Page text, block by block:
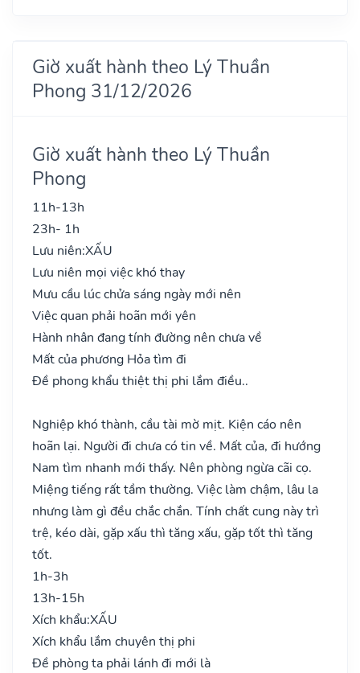
Giờ xuất hành theo Lý Thuần
Phong 31/12/2026
Giờ xuất hành theo Lý Thuần
Phong
11h-13h
23h- 1h
Lưu niên:XẤU
Lưu niên mọi việc khó thay
Mưu cầu lúc chửa sáng ngày mới nên
Việc quan phải hoãn mới yên
Hành nhân đang tính đường nên chưa về
Mất của phương Hỏa tìm đi
Đề phong khẩu thiệt thị phi lắm điều..
Nghiệp khó thành, cầu tài mờ mịt. Kiện cáo nên
hoãn lại. Người đi chưa có tin về. Mất của, đi hướng
Nam tìm nhanh mới thấy. Nên phòng ngừa cãi cọ.
Miệng tiếng rất tầm thường. Việc làm chậm, lâu la
nhưng làm gì đều chắc chắn. Tính chất cung này trì
trệ, kéo dài, gặp xấu thì tăng xấu, gặp tốt thì tăng
tốt.
1h-3h
13h-15h
Xích khẩu:XẤU
Xích khẩu lắm chuyên thị phi
Đề phòng ta phải lánh đi mới là